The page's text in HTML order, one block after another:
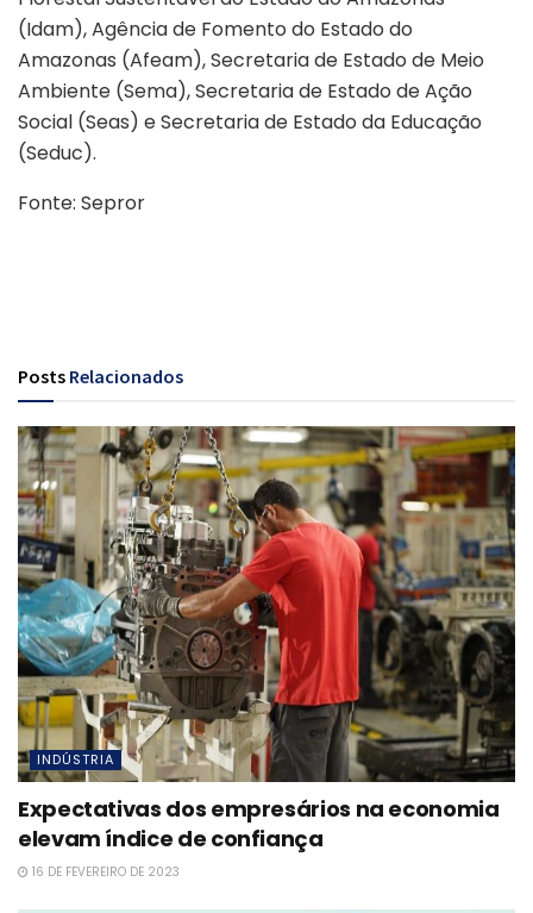
(Idam), Agência de Fomento do Estado do
Amazonas (Afeam), Secretaria de Estado de Meio
Ambiente (Sema), Secretaria de Estado de Ação
Social (Seas) e Secretaria de Estado da Educação
(Seduc).
Fonte: Sepror
Posts Relacionados
INDÚSTRIA
Expectativas dos empresários na economia
elevam índice de confiança
16 DE FEVEREIRO DE 2023